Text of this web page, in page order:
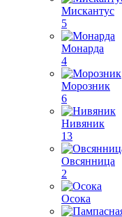
Мискантус
5
Монарда
4
Морозник
6
Нивяник
13
Овсянница
2
Осока